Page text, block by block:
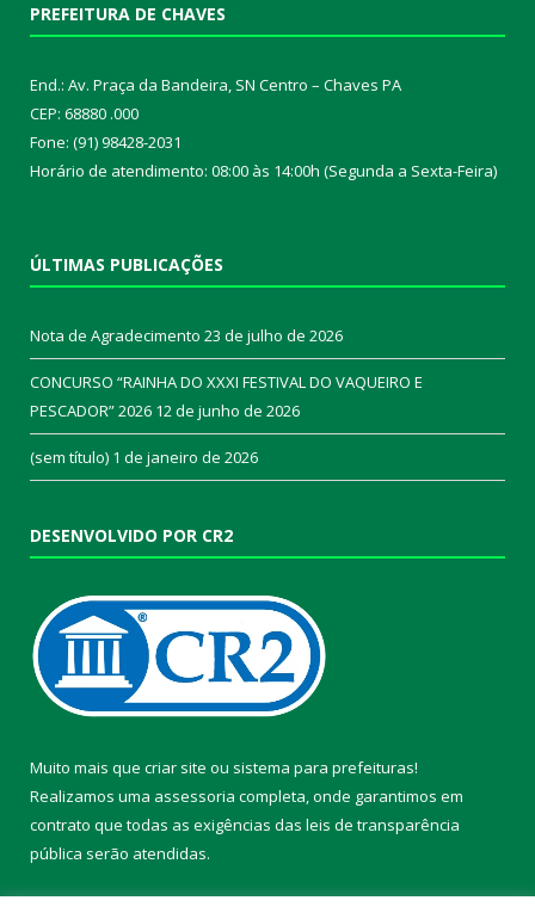
PREFEITURA DE CHAVES
End.: Av. Praça da Bandeira, SN Centro – Chaves PA
CEP: 68880 .000
Fone: (91) 98428-2031
Horário de atendimento: 08:00 às 14:00h (Segunda a Sexta-Feira)
ÚLTIMAS PUBLICAÇÕES
Nota de Agradecimento 23 de julho de 2026
CONCURSO “RAINHA DO XXXI FESTIVAL DO VAQUEIRO E
PESCADOR” 2026 12 de junho de 2026
(sem título) 1 de janeiro de 2026
DESENVOLVIDO POR CR2
Muito mais que criar site ou sistema para prefeituras!
Realizamos uma assessoria completa, onde garantimos em
contrato que todas as exigências das leis de transparência
pública serão atendidas.